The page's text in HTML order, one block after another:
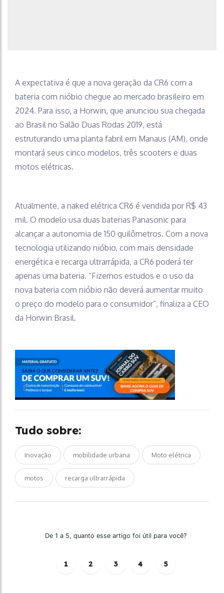
A expectativa é que a nova geração da CR6 com a
bateria com nióbio chegue ao mercado brasileiro em
2024. Para isso, a Horwin, que anunciou sua chegada
ao Brasil no Salão Duas Rodas 2019, está
estruturando uma planta fabril em Manaus (AM), onde
montará seus cinco modelos, três scooters e duas
motos elétricas.
Atualmente, a naked elétrica CR6 é vendida por R$ 43
mil. O modelo usa duas baterias Panasonic para
alcançar a autonomia de 150 quilômetros. Com a nova
tecnologia utilizando nióbio, com mais densidade
energética e recarga ultrarrápida, a CR6 poderá ter
apenas uma bateria. “Fizemos estudos e o uso da
nova bateria com nióbio não deverá aumentar muito
o preço do modelo para o consumidor”, finaliza a CEO
da Horwin Brasil.
Tudo sobre:
Inovação mobilidade urbana Moto elétrica
motos recarga ultrarrápida
De 1 a 5, quanto esse artigo foi útil para você?
1 2 3 4 5